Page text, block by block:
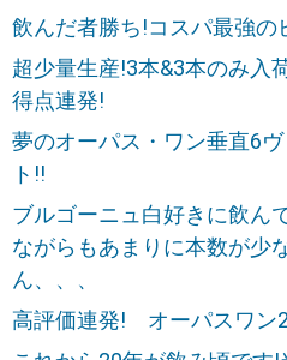
飲んだ者勝ち!コスパ最強の
超少量生産!3本&3本のみ入
得点連発!
夢のオーパス・ワン垂直6
ト!!
ブルゴーニュ白好きに飲ん
ながらもあまりに本数が少
ん、、、
高評価連発! オーパスワン